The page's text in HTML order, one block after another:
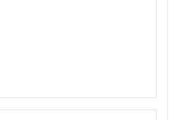
Mentionez ca
pentru mers la serviciu,